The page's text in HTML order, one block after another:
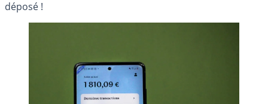
déposé !